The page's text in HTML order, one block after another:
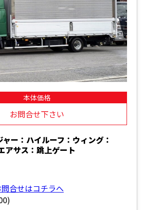
本体価格
お問合せ下さい
ー：ハイルーフ：ウィング：
アサス：跳上ゲート
合せはコチラへ